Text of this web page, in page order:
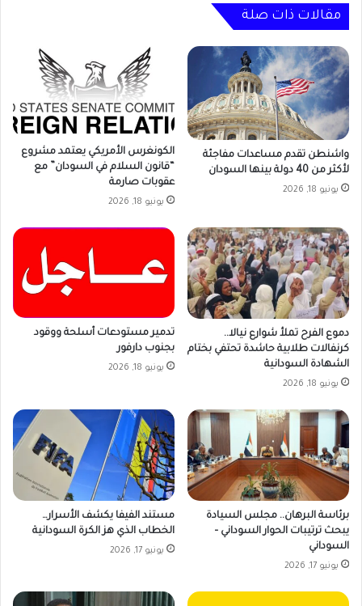
مقالات ذات صلة
واشنطن تقدم مساعدات مفاجئة
لأكثر من 40 دولة بينها السودان
يونيو 18, 2026
الكونغرس الأمريكي يعتمد مشروع
“قانون السلام في السودان” مع
عقوبات صارمة
يونيو 18, 2026
دموع الفرح تملأ شوارع نيالا..
كرنفالات طلابية حاشدة تحتفي بختام
الشهادة السودانية
يونيو 18, 2026
تدمير مستودعات أسلحة ووقود
بجنوب دارفور
يونيو 18, 2026
برئاسة البرهان.. مجلس السيادة
يبحث ترتيبات الحوار السوداني –
السوداني
يونيو 17, 2026
مستند الفيفا يكشف الأسرار…
الخطاب الذي هز الكرة السودانية
يونيو 17, 2026